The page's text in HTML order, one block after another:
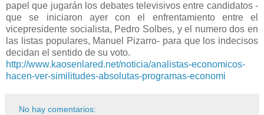
papel que jugarán los debates televisivos entre candidatos -
que se iniciaron ayer con el enfrentamiento entre el
vicepresidente socialista, Pedro Solbes, y el numero dos en
las listas populares, Manuel Pizarro- para que los indecisos
decidan el sentido de su voto.
http://www.kaosenlared.net/noticia/analistas-economicos-
hacen-ver-similitudes-absolutas-programas-economi
No hay comentarios: